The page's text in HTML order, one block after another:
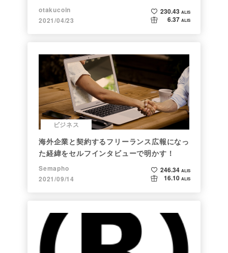
ポート】
otakucoin
2021/04/23
230.43 ALIS
6.37 ALIS
ビジネス
海外企業と契約するフリーランス広報になっ
た経緯をセルフインタビューで明かす！
Semapho
2021/09/14
246.34 ALIS
16.10 ALIS